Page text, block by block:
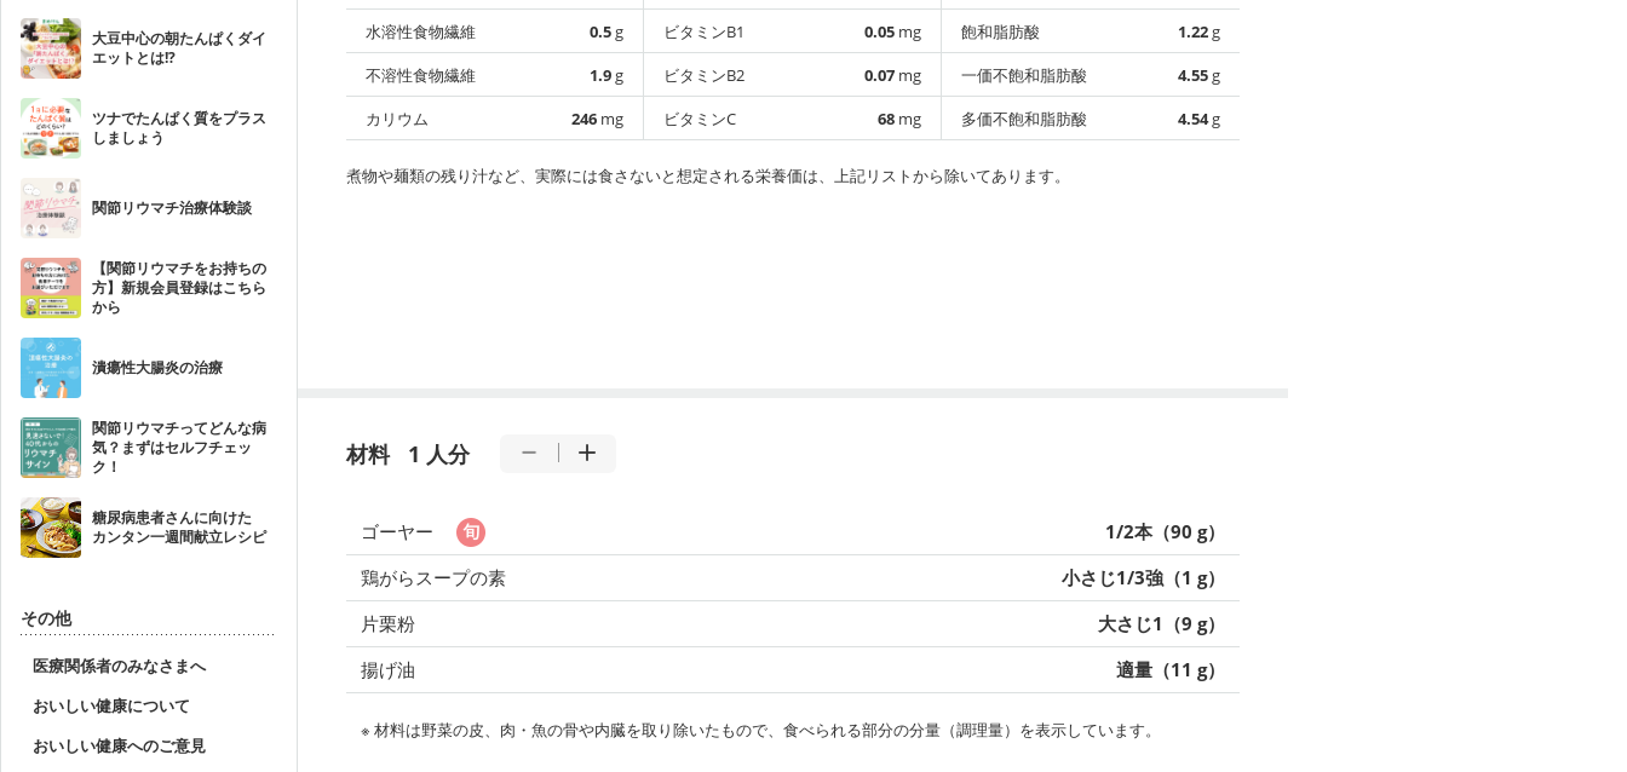
大豆中心の朝たんぱくダイ
エットとは!?
ツナでたんぱく質をプラス
しましょう
関節リウマチ治療体験談
【関節リウマチをお持ちの
方】新規会員登録はこちら
から
潰瘍性大腸炎の治療
関節リウマチってどんな病
気？まずはセルフチェッ
ク！
糖尿病患者さんに向けた
カンタン一週間献立レシピ
その他
医療関係者のみなさまへ
おいしい健康について
おいしい健康へのご意見
水溶性食物繊維
0.5g
不溶性食物繊維
1.9g
カリウム
246 mg
ビタミンB1
0.05 mg
ビタミンB2
0.07 mg
ビタミンC
68 mg
飽和脂肪酸
1.22g
一価不飽和脂肪酸
4.55g
多価不飽和脂肪酸
4.54g
煮物や麺類の残り汁など、実際には食さないと想定される栄養価は、上記リストから除いてあります。
材料 1 人分
ゴーヤー
1/2本（90 g）
鶏がらスープの素
小さじ1/3強（1 g）
片栗粉
大さじ1（9 g）
揚げ油
適量（11 g）
※ 材料は野菜の皮、肉・魚の骨や内臓を取り除いたもので、食べられる部分の分量（調理量）を表示しています。